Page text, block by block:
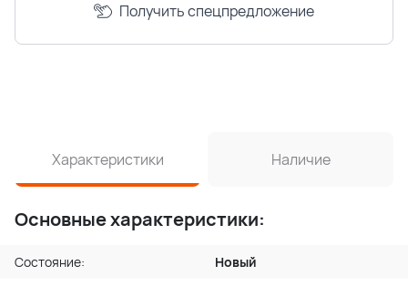
Получить спецпредложение
Характеристики Наличие
Основные характеристики:
Состояние: Новый